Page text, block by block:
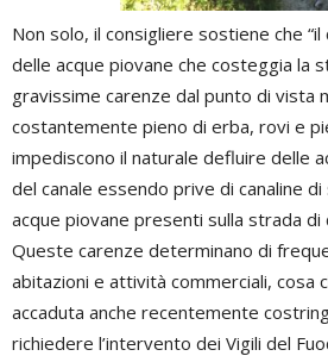
Non solo, il consigliere sostiene che
delle acque piovane che costeggia la
gravissime carenze dal punto di vista
costantemente pieno di erba, rovi e
impediscono il naturale defluire delle
del canale essendo prive di canaline
acque piovane presenti sulla strada
Queste carenze determinano di
abitazioni e attività commerciali, cosa
accaduta anche recentemente
richiedere l’intervento dei Vigili del